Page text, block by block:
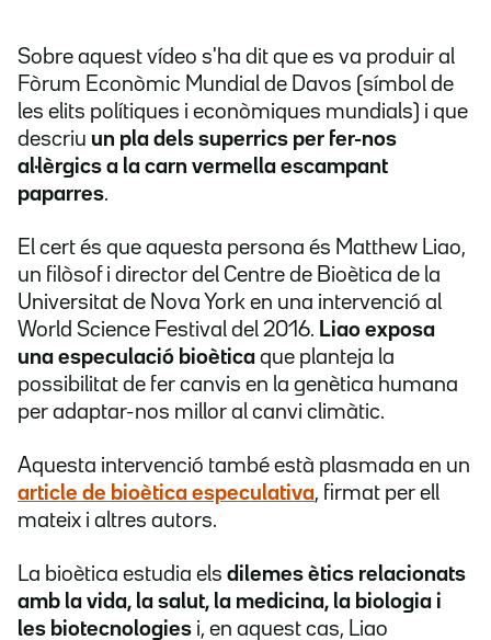
Sobre aquest vídeo s'ha dit que es va produir al
Fòrum Econòmic Mundial de Davos (símbol de
les elits polítiques i econòmiques mundials) i que
descriu un pla dels superrics per fer-nos
al·lèrgics a la carn vermella escampant
paparres.
El cert és que aquesta persona és Matthew Liao,
un filòsof i director del Centre de Bioètica de la
Universitat de Nova York en una intervenció al
World Science Festival del 2016. Liao exposa
una especulació bioètica que planteja la
possibilitat de fer canvis en la genètica humana
per adaptar-nos millor al canvi climàtic.
Aquesta intervenció també està plasmada en un
article de bioètica especulativa, firmat per ell
mateix i altres autors.
La bioètica estudia els dilemes ètics relacionats
amb la vida, la salut, la medicina, la biologia i
les biotecnologies i, en aquest cas, Liao